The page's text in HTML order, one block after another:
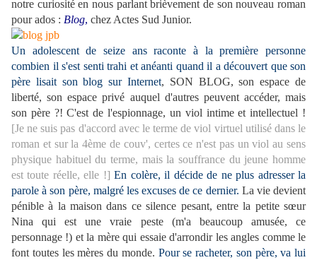
notre curiosité en nous parlant brièvement de son nouveau roman
pour ados : Blog, chez Actes Sud Junior.
Un adolescent de seize ans raconte à la première personne
combien il s'est senti trahi et anéanti quand il a découvert que son
père lisait son blog sur Internet, SON BLOG, son espace de
liberté, son espace privé auquel d'autres peuvent accéder, mais
son père ?! C'est de l'espionnage, un viol intime et intellectuel !
[Je ne suis pas d'accord avec le terme de viol virtuel utilisé dans le
roman et sur la 4ème de couv', certes ce n'est pas un viol au sens
physique habituel du terme, mais la souffrance du jeune homme
est toute réelle, elle !] En colère, il décide de ne plus adresser la
parole à son père, malgré les excuses de ce dernier. La vie devient
pénible à la maison dans ce silence pesant, entre la petite sœur
Nina qui est une vraie peste (m'a beaucoup amusée, ce
personnage !) et la mère qui essaie d'arrondir les angles comme le
font toutes les mères du monde. Pour se racheter, son père, va lui